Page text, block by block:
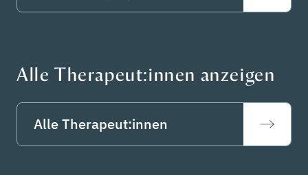
Alle Therapeut:innen anzeigen
Alle Therapeut:innen